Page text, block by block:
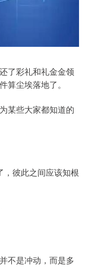
了彩礼和礼金金领
算尘埃落地了。
某些大家都知道的
，彼此之间应该知根
不是冲动，而是多